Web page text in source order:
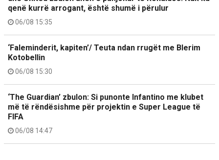
qenë kurrë arrogant, është shumë i përulur
06/08 15:35
‘Faleminderit, kapiten’/ Teuta ndan rrugët me Blerim
Kotobellin
06/08 15:30
‘The Guardian’ zbulon: Si punonte Infantino me klubet
më të rëndësishme për projektin e Super League të
FIFA
06/08 14:47